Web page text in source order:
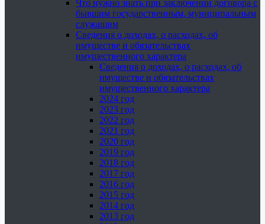
Что нужно знать при заключении договора с
бывшим государственным, муниципальным
служащим
Сведения о доходах, о расходах, об
имуществе и обязательствах
имущественного характера
Сведения о доходах, о расходах, об
имуществе и обязательствах
имущественного характера
2024 год
2023 год
2022 год
2021 год
2020 год
2019 год
2018 год
2017 год
2016 год
2015 год
2014 год
2013 год